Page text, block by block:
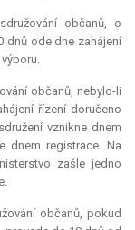
občanů, o
dnů ode dne zahájení
občanů, nebylo-li
řízení doručeno
vznikne dnem
dnem registrace. Na
zašle jedno
občanů, pokud